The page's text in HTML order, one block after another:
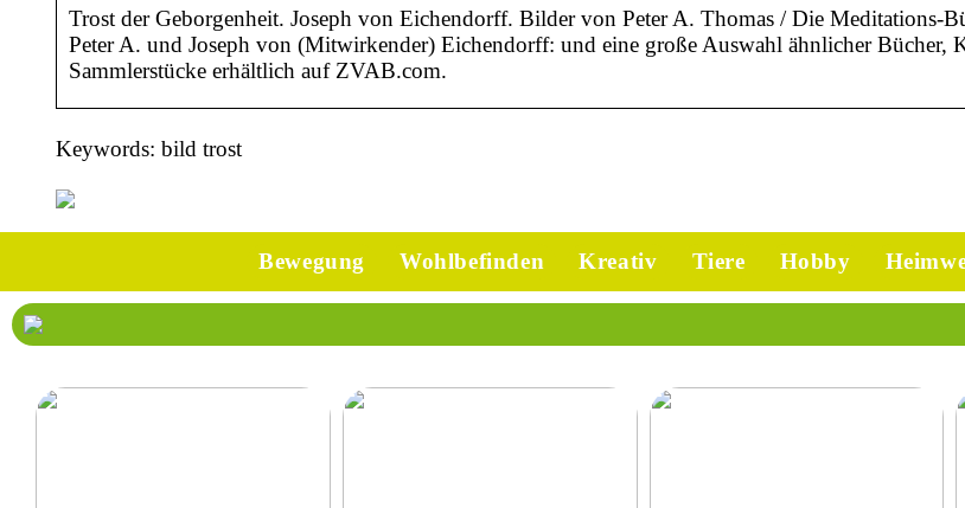
Trost der Geborgenheit. Joseph von Eichendorff. Bilder von Peter A. Thomas / Die Meditations-
Peter A. und Joseph von (Mitwirkender) Eichendorff: und eine große Auswahl ähnlicher Bücher,
Sammlerstücke erhältlich auf ZVAB.com.
Keywords: bild trost
Bewegung Wohlbefinden Kreativ Tiere Hobby